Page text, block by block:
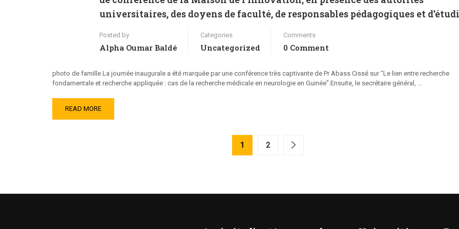
universitaires, des doyens de faculté, de responsables pédagogiques et
Posted by
Alpha Oumar Baldé
Categories
Uncategorized
Comments
0 Comment
photo de famille La journée inaugurale a été marquée par une conférence très captivante de Pr Abass Cissé sur “Le lien entre recherche
fondamentale et recherche appliquée : cas de la recherche médicale en neurologie en Guinée”.Ensuite, le secrétaire général, …
READ MORE
1 2